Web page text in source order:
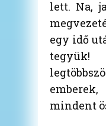
lett. Na,
egy idő
mindent